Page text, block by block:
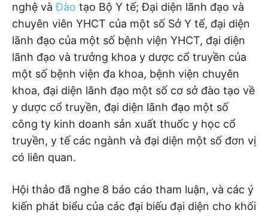
nghệ vàĐào tạo Bộ Y tế; Đại diện lãnh đạo và
chuyên viên YHCT của một số Sở Y tế, đại diện
lãnh đạo của một số bệnh viện YHCT, đại diện
lãnh đạo và trưởng khoa y dược cổ truyền của
một số bệnh viện đa khoa, bệnh viện chuyên
khoa, đại diện lãnh đạo một số cơ sở đào tạo về
y dược cổ truyền, đại diện lãnh đạo một số
công ty kinh doanh sản xuất thuốc y học cổ
truyền, y tế các ngành và đại diện một số đơn vị
có liên quan.
Hội thảo đã nghe 8 báo cáo tham luận, và các ý
kiến phát biểu của các đại biếu đại diện cho khối